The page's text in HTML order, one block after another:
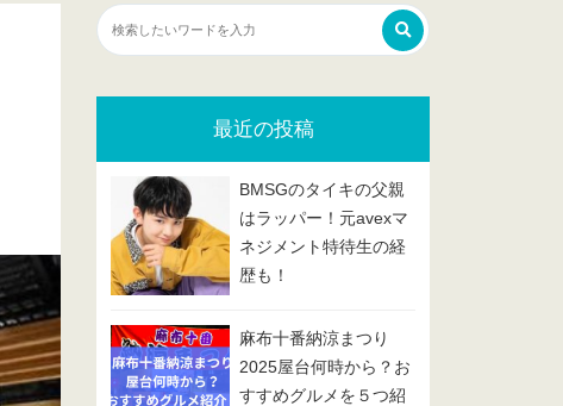
最近の投稿
BMSGのタイキの父親
はラッパー！元avexマ
ネジメント特待生の経
歴も！
麻布十番納涼まつり
2025屋台何時から？お
すすめグルメを５つ紹